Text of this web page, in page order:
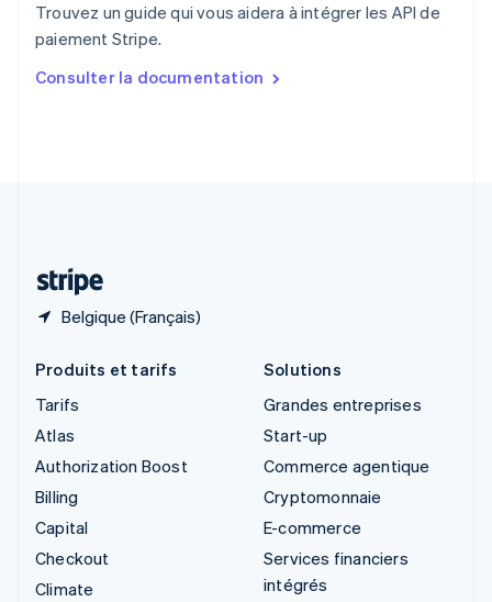
Trouvez un guide qui vous aidera à intégrer les API de
paiement Stripe.
Consulter la documentation
Belgique (Français)
Singapour
English 简体中文
English
Produits et tarifs
Tarifs
Atlas
Authorization Boost
Billing
Capital
Checkout
Climate
Solutions
Grandes entreprises
Start-up
Commerce agentique
Cryptomonnaie
E-commerce
Services financiers
intégrés